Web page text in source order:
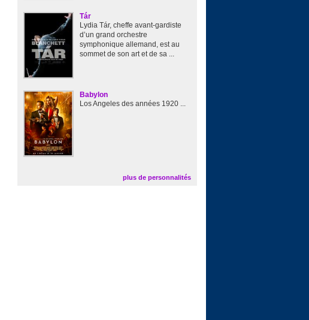
Tár
Lydia Tár, cheffe avant-gardiste
d’un grand orchestre
symphonique allemand, est au
sommet de son art et de sa ...
Babylon
Los Angeles des années 1920 ...
plus de personnalités